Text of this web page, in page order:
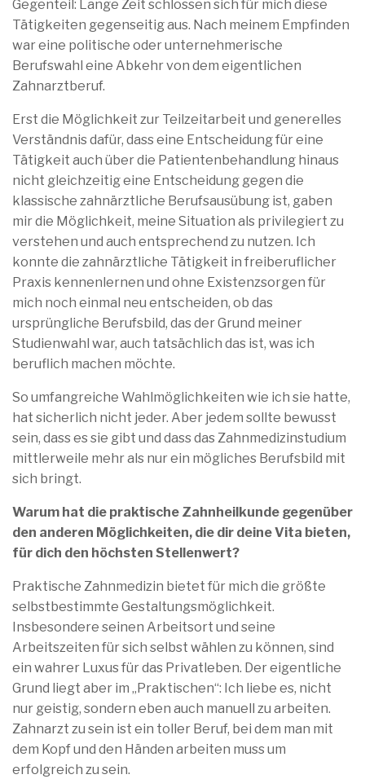
Gegenteil: Lange Zeit schlossen sich für mich diese
Tätigkeiten gegenseitig aus. Nach meinem Empfinden
war eine politische oder unternehmerische
Berufswahl eine Abkehr von dem eigentlichen
Zahnarztberuf.
Erst die Möglichkeit zur Teilzeitarbeit und generelles
Verständnis dafür, dass eine Entscheidung für eine
Tätigkeit auch über die Patientenbehandlung hinaus
nicht gleichzeitig eine Entscheidung gegen die
klassische zahnärztliche Berufsausübung ist, gaben
mir die Möglichkeit, meine Situation als privilegiert zu
verstehen und auch entsprechend zu nutzen. Ich
konnte die zahnärztliche Tätigkeit in freiberuflicher
Praxis kennenlernen und ohne Existenzsorgen für
mich noch einmal neu entscheiden, ob das
ursprüngliche Berufsbild, das der Grund meiner
Studienwahl war, auch tatsächlich das ist, was ich
beruflich machen möchte.
So umfangreiche Wahlmöglichkeiten wie ich sie hatte,
hat sicherlich nicht jeder. Aber jedem sollte bewusst
sein, dass es sie gibt und dass das Zahnmedizinstudium
mittlerweile mehr als nur ein mögliches Berufsbild mit
sich bringt.
Warum hat die praktische Zahnheilkunde gegenüber
den anderen Möglichkeiten, die dir deine Vita bieten,
für dich den höchsten Stellenwert?
Praktische Zahnmedizin bietet für mich die größte
selbstbestimmte Gestaltungsmöglichkeit.
Insbesondere seinen Arbeitsort und seine
Arbeitszeiten für sich selbst wählen zu können, sind
ein wahrer Luxus für das Privatleben. Der eigentliche
Grund liegt aber im „Praktischen“: Ich liebe es, nicht
nur geistig, sondern eben auch manuell zu arbeiten.
Zahnarzt zu sein ist ein toller Beruf, bei dem man mit
dem Kopf und den Händen arbeiten muss um
erfolgreich zu sein.